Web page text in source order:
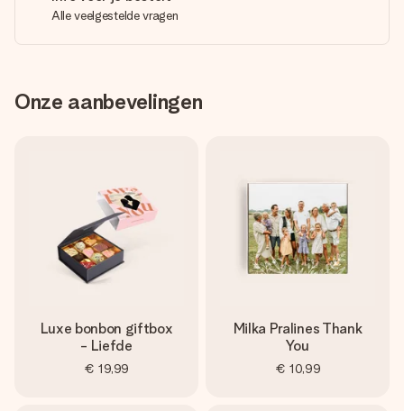
Alle veelgestelde vragen
Onze aanbevelingen
Luxe bonbon giftbox
- Liefde
€ 19,99
Milka Pralines Thank
You
€ 10,99